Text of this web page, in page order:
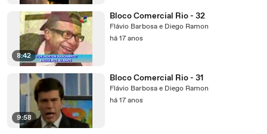
8:42
Bloco Comercial Rio - 32
Flávio Barbosa e Diego Ramon
há 17 anos
9:58
Bloco Comercial Rio - 31
Flávio Barbosa e Diego Ramon
há 17 anos